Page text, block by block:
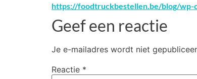
https://foodtruckbestellen.be/blog/wp-
Geef een reactie
Je e-mailadres wordt niet
Reactie *